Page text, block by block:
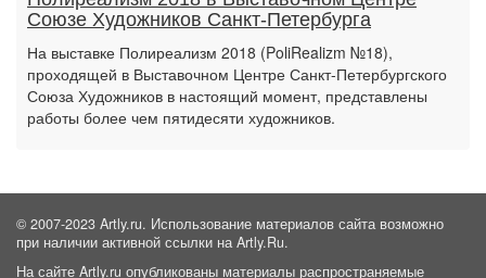
Союзе Художников Санкт-Петербурга
На выставке Полиреализм 2018 (PoliRealizm №18),
проходящей в Выставочном Центре Санкт-Петербургского
Союза Художников в настоящий момент, представлены
работы более чем пятидесяти художников.
© 2007-2023 Artly.ru. Использование материалов сайта возможно
при наличии активной ссылки на Artly.Ru.
На сайте Artly.ru опубликованы материалы распространяемые